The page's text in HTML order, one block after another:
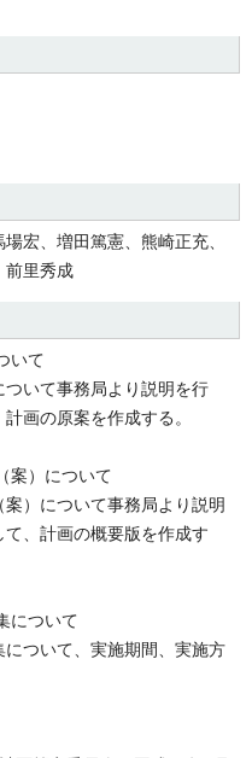
宏、増田篤憲、熊崎正充、
前里秀成
いて
いて事務局より説明を行
画の原案を作成する。
案）について
）について事務局より説明
、計画の概要版を作成す
について
ついて、実施期間、実施方